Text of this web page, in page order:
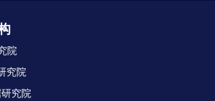
院
究院
究院